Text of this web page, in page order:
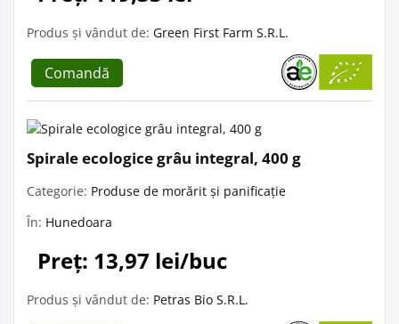
Produs și vândut de: Green First Farm S.R.L.
Comandă
Spirale ecologice grâu integral, 400 g
Categorie: Produse de morărit și panificație
În: Hunedoara
Preț: 13,97 lei/buc
Produs și vândut de: Petras Bio S.R.L.